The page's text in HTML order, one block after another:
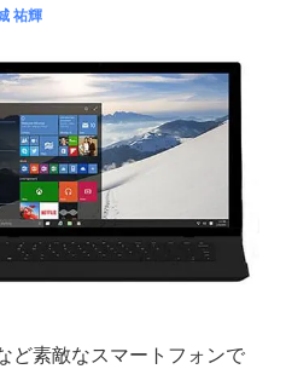
祐輝
ど素敵なスマートフォンで